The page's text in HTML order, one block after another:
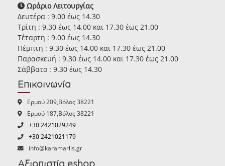
Ωράριο Λειτουργίας
Δευτέρα : 9.00 έως 14.30
Τρίτη : 9.30 έως 14.00 και 17.30 έως 21.00
Τέταρτη : 9.00 έως 14.30
Πέμπτη : 9.30 έως 14.00 και 17.30 έως 21.00
Παρασκευή : 9.30 έως 14.00 και 17.30 έως 21.00
Σάββατο : 9.30 έως 14.30
Επικοινωνία
Ερμού 209,Βόλος 38221
Ερμού 187,Βόλος 38221
+30 2421029249
+30 2421021179
info@karamarlis.gr